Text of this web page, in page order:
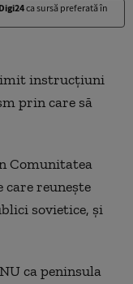
Digi24ca sursă preferată în
instrucțiuni
prin care să
Comunitatea
care reunește
sovietice, și
ca peninsula